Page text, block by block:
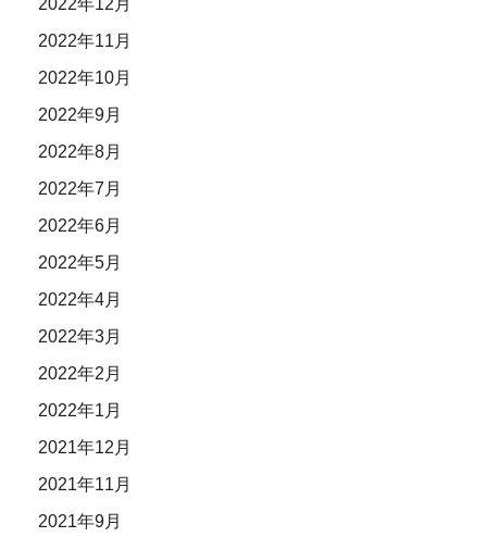
2022年11月
2022年10月
2022年9月
2022年8月
2022年7月
2022年6月
2022年5月
2022年4月
2022年3月
2022年2月
2022年1月
2021年12月
2021年11月
2021年9月